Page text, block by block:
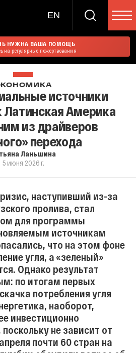
EN
НУЖНА ВАША ПОМОЩЬ
на регулярные пожертвования
источники
Латинская Америка
из драйверов
перехода
Ланьшина
5 июня 2026 г.
наступивший из-за
пролива, стал
для программы
источникам
что на этом фоне
угля, а «зеленый»
Однако результат
по итогам первых
потребления угля
наоборот,
инвестиционно
не зависит от
почти 60 стран на